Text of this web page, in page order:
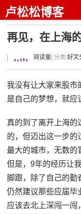
卢松松博客
再见，在上海
阅读量 | 分类:好文
我没有让大家来股市
是自己的梦想，就应
真的到了离开上海的
的，但迈出这一步的
最大的城市，无数的
但是，9年的经历让
脚跟，除了自己的勤
仍然建议那些应届毕
应该去北上深闯一闯